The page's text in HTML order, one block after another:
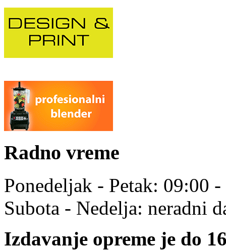
Radno vreme
Ponedeljak - Petak: 09:00
Subota - Nedelja: neradni
Izdavanje opreme je do